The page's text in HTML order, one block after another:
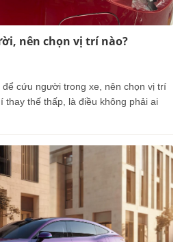
nên chọn vị trí nào?
cứu người trong xe, nên chọn vị trí
thay thế thấp, là điều không phải ai